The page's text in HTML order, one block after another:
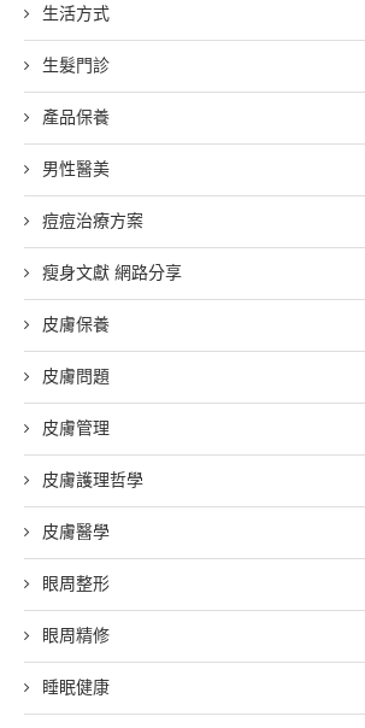
生活方式
生髮門診
產品保養
男性醫美
痘痘治療方案
瘦身文獻 網路分享
皮膚保養
皮膚問題
皮膚管理
皮膚護理哲學
皮膚醫學
眼周整形
眼周精修
睡眠健康